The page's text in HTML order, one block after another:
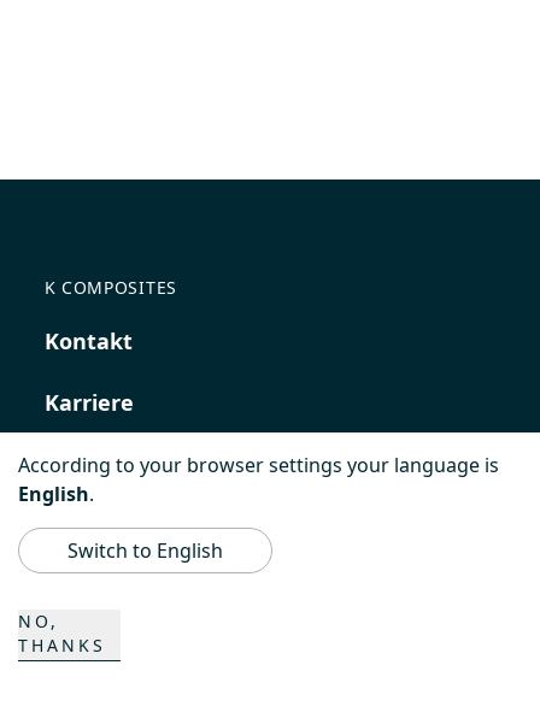
K COMPOSITES
Kontakt
Karriere
Impressum
According to your browser settings your language is
English.
NO,
THANKS
Switch to English